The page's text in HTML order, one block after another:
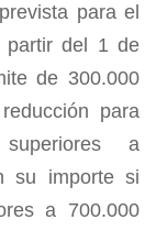
para el
partir del 1 de
de 300.000
para
a
su importe si
a 700.000